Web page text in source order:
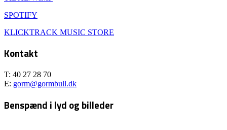
SPOTIFY
KLICKTRACK MUSIC STORE
Kontakt
T: 40 27 28 70
E: gorm@gormbull.dk
Benspænd i lyd og billeder